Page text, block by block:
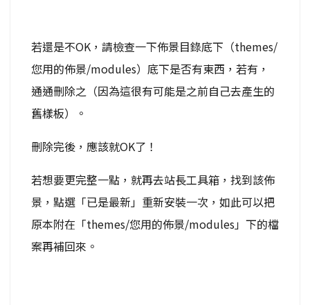
若還是不OK，請檢查一下佈景目錄底下（themes/
您用的佈景/modules）底下是否有東西，若有，
通通刪除之（因為這很有可能是之前自己去產生的
舊樣板）。
刪除完後，應該就OK了！
若想要更完整一點，就再去站長工具箱，找到該佈
景，點選「已是最新」重新安裝一次，如此可以把
原本附在「themes/您用的佈景/modules」下的檔
案再補回來。